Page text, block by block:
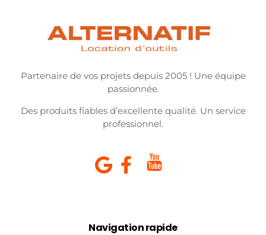
Partenaire de vos projets depuis 2005 ! Une équipe
passionnée.
Des produits fiables d’excellente qualité. Un service
professionnel.
Navigation rapide